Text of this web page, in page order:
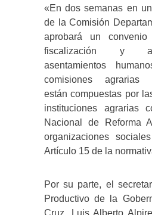
«En dos semanas en
de la Comisión
aprobará un
fiscalización y
asentamientos
comisiones agrarias
están compuestas por
instituciones agrarias
Nacional de Reforma
organizaciones
Artículo 15 de la
Por su parte, el
Productivo de la